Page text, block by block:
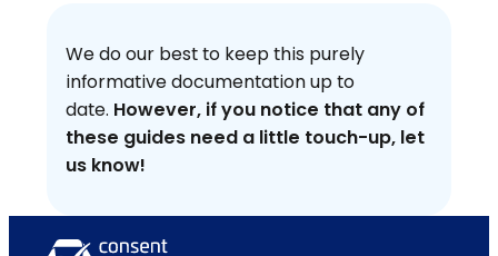
We do our best to keep this purely
informative documentation up to
date. However, if you notice that any of
these guides need a little touch-up, let
us know!